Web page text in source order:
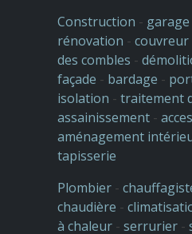
Construction - garage
rénovation - couvreur
des combles -
façade - bardage -
isolation - traitement
assainissement -
aménagement
tapisserie
Plombier -
chaudière -
à chaleur - serrurier -